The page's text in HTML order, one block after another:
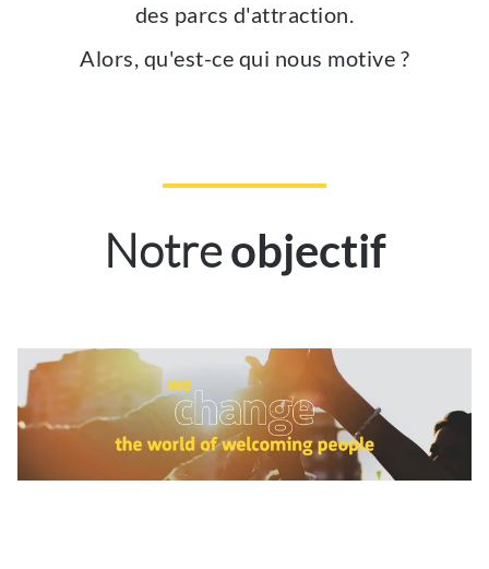
des parcs d'attraction.
Alors, qu'est-ce qui nous motive ?
Notreobjectif